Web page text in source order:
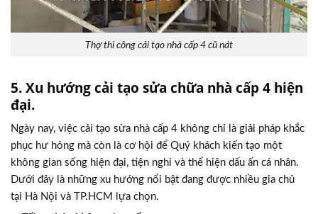
Thợ thi công cải tạo nhà cấp 4 cũ nát
5. Xu hướng cải tạo sửa chữa nhà cấp 4 hiện
đại.
Ngày nay, việc cải tạo sửa nhà cấp 4 không chỉ là giải pháp khắc
phục hư hỏng mà còn là cơ hội để Quý khách kiến tạo một
không gian sống hiện đại, tiện nghi và thể hiện dấu ấn cá nhân.
Dưới đây là những xu hướng nổi bật đang được nhiều gia chủ
tại Hà Nội và TP.HCM lựa chọn.